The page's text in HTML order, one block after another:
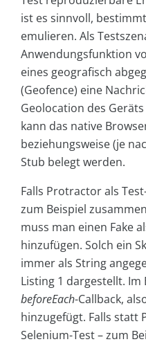
ist es sinnvoll,
emulieren. Als
Anwendungsfunktion
eines geografisch
(Geofence) eine
Geolocation des
kann das native
beziehungsweise (je
Stub belegt werden.
Falls Protractor als
zum Beispiel
muss man einen Fake
hinzufügen. Solch ein
immer als String
Listing 1 dargestellt. Im
beforeEach-Callback,
hinzugefügt. Falls
Selenium-Test – zum